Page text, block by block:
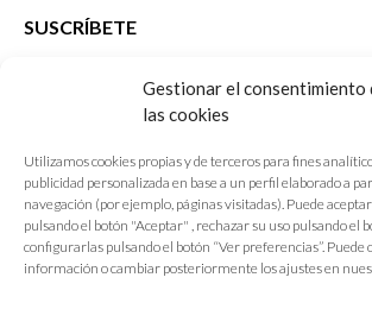
Gestionar el consentimiento
las cookies
Utilizamos cookies propias y de terceros para fines
publicidad personalizada en base a un perfil elaborado a
navegación (por ejemplo, páginas visitadas). Puede
pulsando el botón "Aceptar" , rechazar su uso pulsando el
configurarlas pulsando el botón “Ver preferencias”. Puede
información o cambiar posteriormente los ajustes en
SUSCRÍBETE
que desarrolla el Colegio de Arquitectos de Cádiz
E-mail *
Acepto lostérminos y condiciones de uso